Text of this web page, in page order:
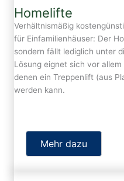
Homelifte
Verhältnismäßig
für Einfamilienhäuser: Der
sondern fällt lediglich unter
Lösung eignet sich vor
denen ein Treppenlift (aus
werden kann.
Mehr dazu